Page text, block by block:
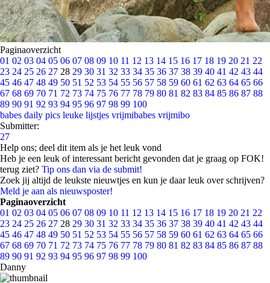
Paginaoverzicht
01 02 03 04 05 06 07 08 09 10 11 12 13 14 15 16 17 18 19 20 21 22
23 24 25 26 27 28 29 30 31 32 33 34 35 36 37 38 39 40 41 42 43 44
45 46 47 48 49 50 51 52 53 54 55 56 57 58 59 60 61 62 63 64 65 66
67 68 69 70 71 72 73 74 75 76 77 78 79 80 81 82 83 84 85 86 87 88
89 90 91 92 93 94 95 96 97 98 99 100
babes daily pics leuke lijstjes vrijmibabes vrijmibo
Submitter:
27
Help ons; deel dit item als je het leuk vond
Heb je een leuk of interessant bericht gevonden dat je graag op FOK!
terug ziet? Tip ons dan via de submit!
Zoek jij altijd de leukste nieuwtjes en kun je daar leuk over schrijven?
Meld je aan als nieuwsposter!
Paginaoverzicht
01 02 03 04 05 06 07 08 09 10 11 12 13 14 15 16 17 18 19 20 21 22
23 24 25 26 27 28 29 30 31 32 33 34 35 36 37 38 39 40 41 42 43 44
45 46 47 48 49 50 51 52 53 54 55 56 57 58 59 60 61 62 63 64 65 66
67 68 69 70 71 72 73 74 75 76 77 78 79 80 81 82 83 84 85 86 87 88
89 90 91 92 93 94 95 96 97 98 99 100
Danny